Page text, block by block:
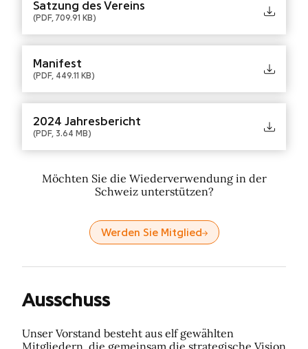
Satzung des Vereins
(PDF, 709.91 KB)
Manifest
(PDF, 449.11 KB)
2024 Jahresbericht
(PDF, 3.64 MB)
Möchten Sie die Wiederverwendung in der
Schweiz unterstützen?
Werden Sie Mitglied
Ausschuss
Unser Vorstand besteht aus elf gewählten
Mitgliedern, die gemeinsam die strategische Vision